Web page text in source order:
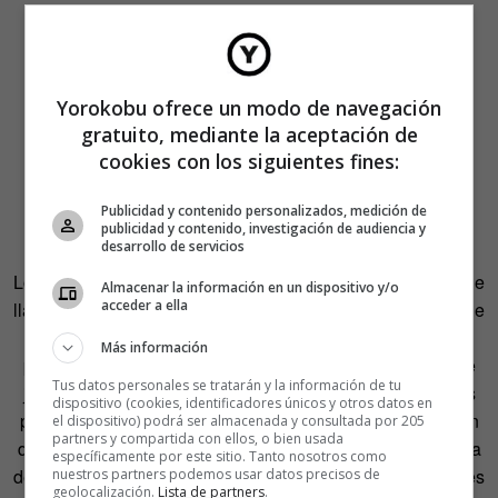
Lo siguiente fue probar suerte con su propio proyecto al que
llamóChiquitectos. Sus primeros pasos los dio en marzo de
2011 y desde entonces son muchos los niños que han
pasado por su talleres de arquitectura. En ellos, mediante
juegos, dibujos, construcciones, maquetas o collages, los
pequeños interaccionan con el espacio, experimentan con
distintos materiales, formas y luz, descubren la importancia
de la escala, la proporción y otros conceptos fundamentales
Yorokobu ofrece un modo de navegación
gratuito, mediante la aceptación de
cookies con los siguientes fines:
Publicidad y contenido personalizados, medición de
publicidad y contenido, investigación de audiencia y
desarrollo de servicios
Almacenar la información en un dispositivo y/o
acceder a ella
Más información
Tus datos personales se tratarán y la información de tu
dispositivo (cookies, identificadores únicos y otros datos en
el dispositivo) podrá ser almacenada y consultada por 205
partners y compartida con ellos, o bien usada
específicamente por este sitio. Tanto nosotros como
nuestros partners podemos usar datos precisos de
geolocalización. Lista de partners.